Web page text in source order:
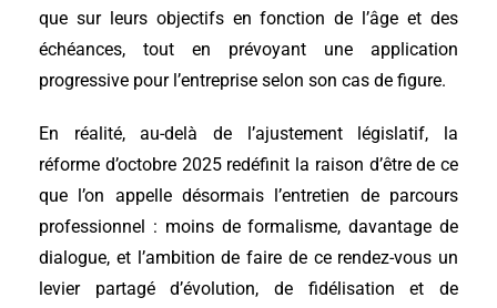
que sur leurs objectifs en fonction de l’âge et des
échéances, tout en prévoyant une application
progressive pour l’entreprise selon son cas de figure.
En réalité, au-delà de l’ajustement législatif, la
réforme d’octobre 2025 redéfinit la raison d’être de ce
que l’on appelle désormais l’entretien de parcours
professionnel : moins de formalisme, davantage de
dialogue, et l’ambition de faire de ce rendez-vous un
levier partagé d’évolution, de fidélisation et de